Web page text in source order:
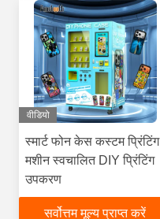
वीडियो
स्मार्ट फोन केस कस्टम प्रिंटिंग
मशीन स्वचालित DIY प्रिंटिंग
उपकरण
सर्वोत्तम मूल्य प्राप्त करें